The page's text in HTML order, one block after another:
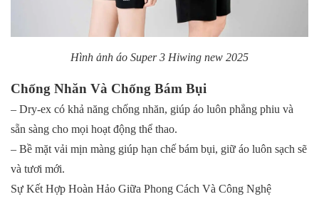
Hình ảnh áo Super 3 Hiwing new 2025
Chống Nhăn Và Chống Bám Bụi
– Dry-ex có khả năng chống nhăn, giúp áo luôn phẳng phiu và
sẵn sàng cho mọi hoạt động thể thao.
– Bề mặt vải mịn màng giúp hạn chế bám bụi, giữ áo luôn sạch sẽ
và tươi mới.
Sự Kết Hợp Hoàn Hảo Giữa Phong Cách Và Công Nghệ